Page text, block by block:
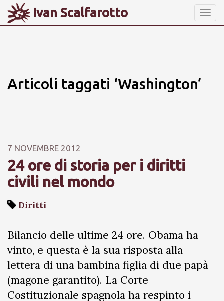
Ivan Scalfarotto
Articoli taggati ‘Washington’
7 NOVEMBRE 2012
24 ore di storia per i diritti
civili nel mondo
Diritti
Bilancio delle ultime 24 ore. Obama ha
vinto, e questa è la sua risposta alla
lettera di una bambina figlia di due papà
(magone garantito). La Corte
Costituzionale spagnola ha respinto i